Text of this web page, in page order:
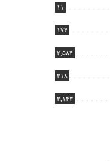
۱۱
۱۷۴
۲,۵۸۴
۳۱۸
۳,۱۴۳